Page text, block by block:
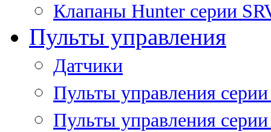
Клапаны Hunter серии
Пульты управления
Датчики
Пульты управления
Пульты управления